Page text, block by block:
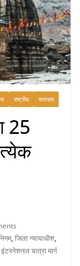
राष्ट्रीय समाचार
25
,जिला न्यायाधीश,
यात्रा मार्ग